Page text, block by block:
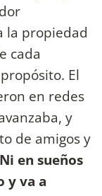
la propiedad
cada
El
en redes
y
de amigos y
en sueños
y va a